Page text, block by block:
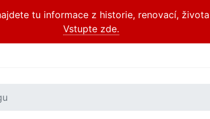
tu informace z historie, renovací,
Vstupte zde.